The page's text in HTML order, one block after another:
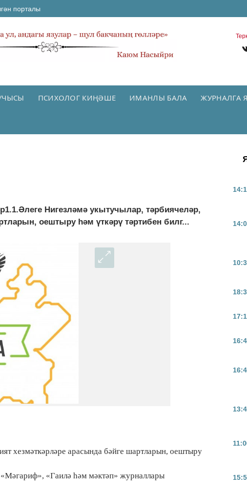
порталы
ПСИХОЛОГ КИҢӘШЕ ИМАНЛЫ БАЛА ЖУРНАЛГА
Нигезләмә укытучылар, тәрбиячеләр,
оештыру һәм үткәрү тәртибен билг...
хезмәткәрләре арасында бәйге шартларын, оештыру
«Гаилә һәм мәктәп» журналлары